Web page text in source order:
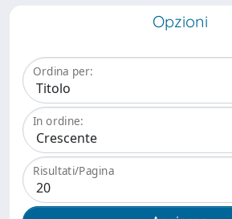
Opzioni
Ordina per:
In ordine:
Risultati/Pagina